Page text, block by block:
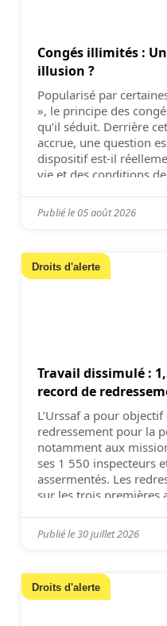
Congés illimités :
illusion ?
Popularisé par
», le principe des
qu’il séduit. Derrière
accrue, une question
dispositif est-il
vie et des conditions
philosophie […]
Publié le05 août 2026
Droits d'alerte
Travail dissimulé :
record de
L’Urssaf a pour
redressement pour la
notamment aux
ses 1 550 inspecteurs
assermentés. Les
sur les trois premières
observé sur […]
Publié le30 juillet 2026
Droits d'alerte